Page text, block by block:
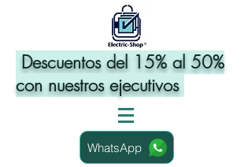
Descuentos del 15% al 50%
con nuestros ejecutivos
WhatsApp